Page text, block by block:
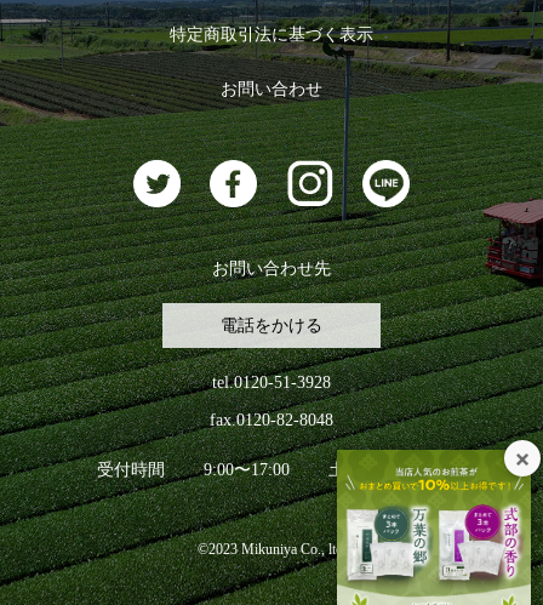
おすすめのお茶
お茶に合うスイーツ
ログイン
ログアウト
特定商取引法に基づく表示
お問い合わせ
お問い合わせ先
電話をかける
tel.0120-51-3928
fax.0120-82-8048
受付時間 9:00〜17:00 土日祝日を除く
©2023 Mikuniya Co., ltd.